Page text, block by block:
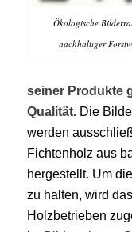
Ökologische
nachhaltiger
seiner Produkte
Qualität.Die
werden
Fichtenholz aus
hergestellt. Um
zu halten, wird
Holzbetrieben